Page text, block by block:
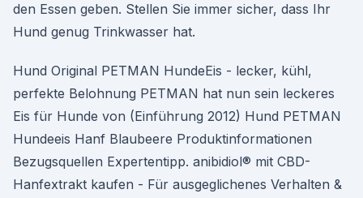
den Essen geben. Stellen Sie immer sicher, dass Ihr
Hund genug Trinkwasser hat.
Hund Original PETMAN HundeEis - lecker, kühl,
perfekte Belohnung PETMAN hat nun sein leckeres
Eis für Hunde von (Einführung 2012) Hund PETMAN
Hundeeis Hanf Blaubeere Produktinformationen
Bezugsquellen Expertentipp. anibidiol® mit CBD-
Hanfextrakt kaufen - Für ausgeglichenes Verhalten &